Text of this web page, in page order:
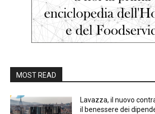
MOST READ
Lavazza, il nuovo
il benessere dei